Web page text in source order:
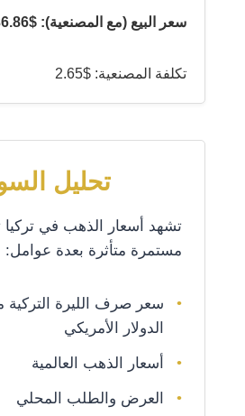
سعر البيع (مع المصنعية): $36.86
تكلفة المصنعية: $2.65
تحليل
تشهد أسعار الذهب في تركيا
مستمرة متأثرة بعدة عوامل:
سعر صرف الليرة التركية
الدولار الأمريكي
أسعار الذهب العالمية
العرض والطلب المحلي